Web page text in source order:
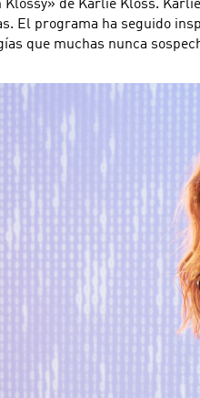
de Karlie Kloss.
El programa ha seguido
que muchas nunca